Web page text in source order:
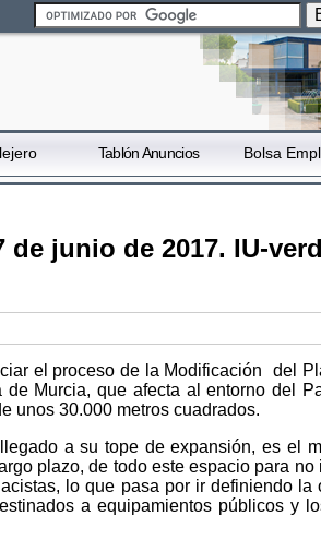
Tablón Anuncios Bolsa
junio de 2017. IU-
el proceso de la Modificación del
Murcia, que afecta al entorno del
unos 30.000 metros cuadrados.
a su tope de expansión, es el
plazo, de todo este espacio para no
lo que pasa por ir definiendo la
a equipamientos públicos y